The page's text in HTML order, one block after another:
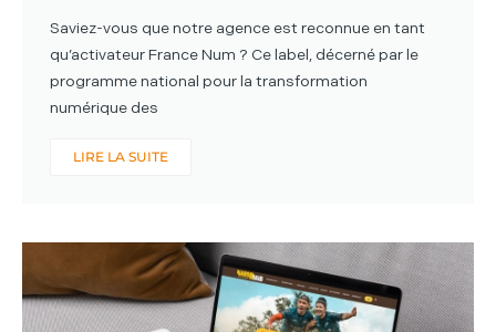
Saviez-vous que notre agence est reconnue en tant
qu’activateur France Num ? Ce label, décerné par le
programme national pour la transformation
numérique des
LIRE LA SUITE